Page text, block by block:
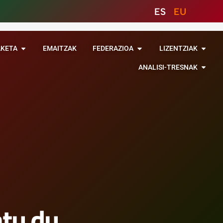
ES EU
EMAITZAK FEDERAZIOA LIZENTZIAK
ANALISI-TRESNAK